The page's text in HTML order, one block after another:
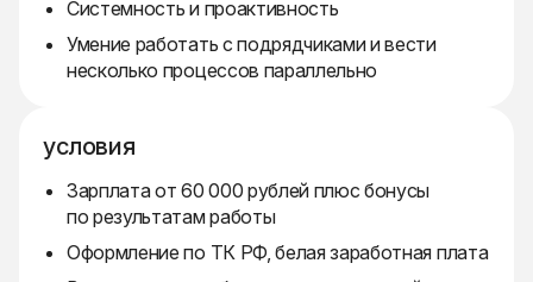
Системность и проактивность
Умение работать с подрядчиками и вести
несколько процессов параллельно
условия
Зарплата от 60 000 рублей плюс бонусы
по результатам работы
Оформление по ТК РФ, белая заработная плата